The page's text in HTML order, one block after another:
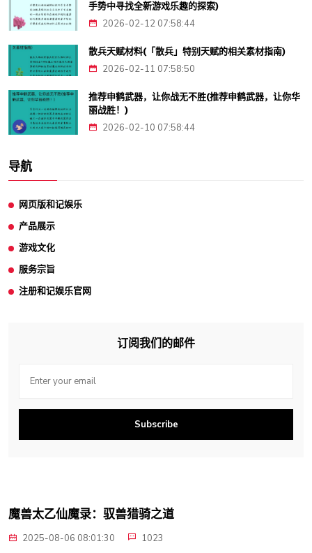
手势中寻找全新游戏乐趣的探索)
2026-02-12 07:58:44
散兵天赋材料(「散兵」特别天赋的相关素材指南)
2026-02-11 07:58:50
推荐申鹤武器，让你战无不胜(推荐申鹤武器，让你华
丽战胜！)
2026-02-10 07:58:44
导航
网页版和记娱乐
产品展示
游戏文化
服务宗旨
注册和记娱乐官网
订阅我们的邮件
Subscribe
魔兽太乙仙魔录：驭兽猎骑之道
2025-08-06 08:01:30 1023